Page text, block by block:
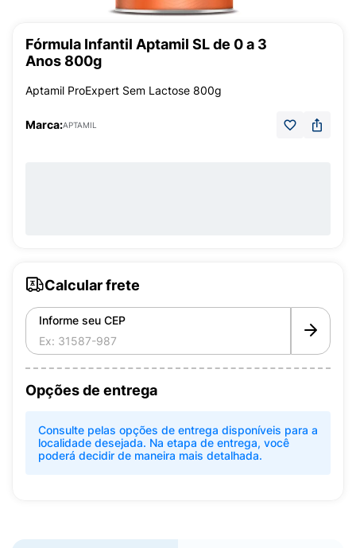
Fórmula Infantil Aptamil SL de 0 a 3
Anos 800g
Aptamil ProExpert Sem Lactose 800g
Marca:APTAMIL
Calcular frete
Informe seu CEP
Opções de entrega
Consulte pelas opções de entrega disponíveis para a
localidade desejada. Na etapa de entrega, você
poderá decidir de maneira mais detalhada.